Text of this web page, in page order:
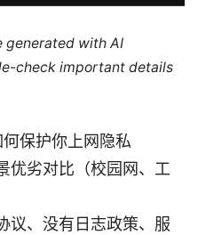
generated with AI
check important details
保护你上网隐私
优劣对比（校园网、工
议、没有日志政策、服